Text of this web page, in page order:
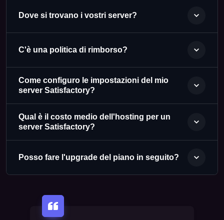
Dove si trovano i vostri server?
C'è una politica di rimborso?
Come configuro le impostazioni del mio
server Satisfactory?
Qual è il costo medio dell'hosting per un
server Satisfactory?
Posso fare l'upgrade del piano in seguito?